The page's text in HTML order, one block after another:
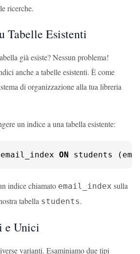
ricerche.
Tabelle Esistenti
già esiste? Nessun problema!
anche a tabelle esistenti. È come
di organizzazione alla tua libreria
un indice a una tabella esistente:
email_index ON students
indice chiamato email_index sulla
tabella students.
e Unici
varianti. Esaminiamo due tipi